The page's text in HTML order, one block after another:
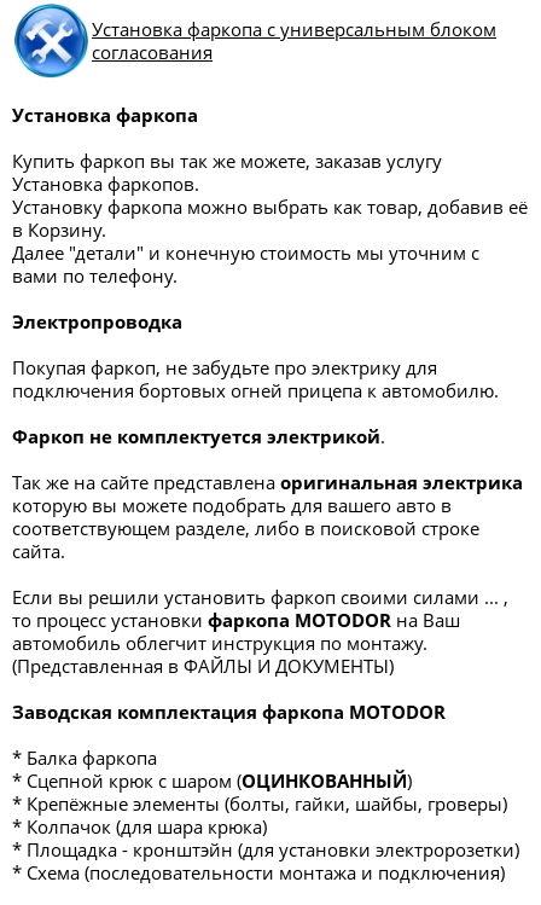
Установка фаркопа с универсальным блоком
согласования
Установка фаркопа
Купить фаркоп вы так же можете, заказав услугу
Установка фаркопов.
Установку фаркопа можно выбрать как товар, добавив её
в Корзину.
Далее "детали" и конечную стоимость мы уточним с
вами по телефону.
Электропроводка
Покупая фаркоп, не забудьте про электрику для
подключения бортовых огней прицепа к автомобилю.
Фаркоп не комплектуется электрикой.
Так же на сайте представлена оригинальная электрика
которую вы можете подобрать для вашего авто в
соответствующем разделе, либо в поисковой строке
сайта.
Если вы решили установить фаркоп своими силами ... ,
то процесс установки фаркопа MOTODOR на Ваш
автомобиль облегчит инструкция по монтажу.
(Представленная в ФАЙЛЫ И ДОКУМЕНТЫ)
Заводская комплектация фаркопа MOTODOR
* Балка фаркопа
* Сцепной крюк с шаром (ОЦИНКОВАННЫЙ)
* Крепёжные элементы (болты, гайки, шайбы, гроверы)
* Колпачок (для шара крюка)
* Площадка - кронштэйн (для установки электророзетки)
* Схема (последовательности монтажа и подключения)